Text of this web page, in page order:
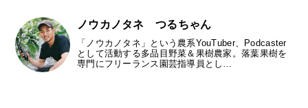
ノウカノタネ つるちゃん
「ノウカノタネ」という農系YouTuber、Podcaster
として活動する多品目野菜＆果樹農家。落葉果樹を
専門にフリーランス園芸指導員とし…